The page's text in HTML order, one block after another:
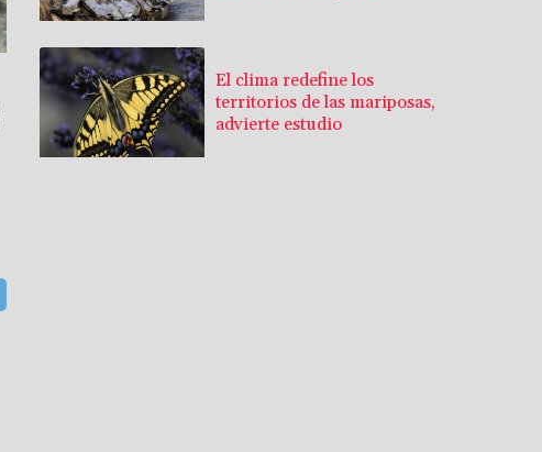
El clima redefine los
territorios de las mariposas,
advierte estudio